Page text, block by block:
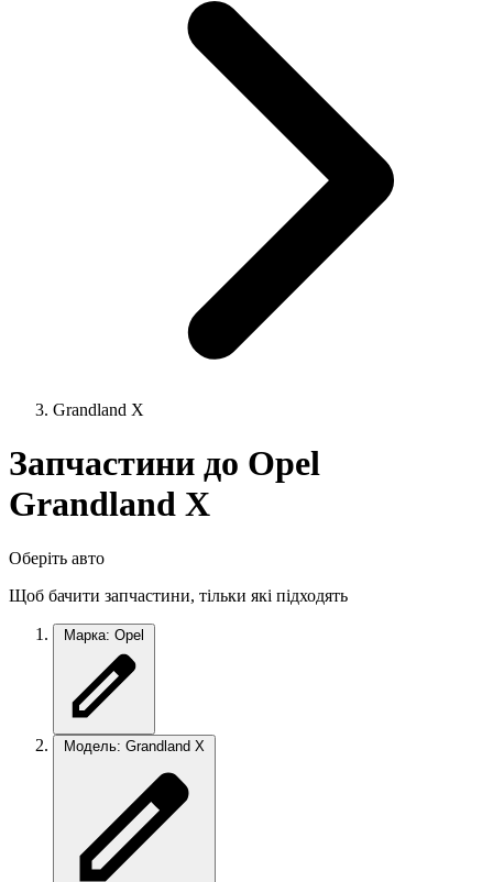
Grandland X
Запчастини до Opel
Grandland X
Оберіть авто
Щоб бачити запчастини, тільки які підходять
Марка: Opel
Модель: Grandland X